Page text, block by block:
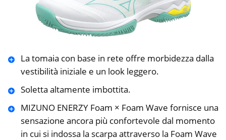
La tomaia con base in rete offre morbidezza dalla
vestibilità iniziale e un look leggero.
Soletta altamente imbottita.
MIZUNO ENERZY Foam × Foam Wave fornisce una
sensazione ancora più confortevole dal momento
in cui si indossa la scarpa attraverso la Foam Wave